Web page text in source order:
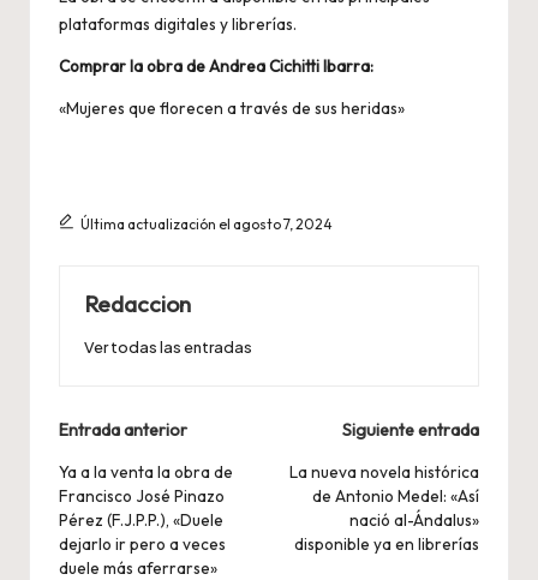
plataformas digitales y librerías.
Comprar la obra de Andrea Cichitti Ibarra:
«Mujeres que florecen a través de sus heridas»
Última actualización el agosto 7, 2024
Redaccion
Ver todas las entradas
Navegación
de
entradas
Entrada anterior
Ya a la venta la obra de
Francisco José Pinazo
Pérez (F.J.P.P.), «Duele
dejarlo ir pero a veces
duele más aferrarse»
Siguiente entrada
La nueva novela histórica
de Antonio Medel: «Así
nació al-Ándalus»
disponible ya en librerías